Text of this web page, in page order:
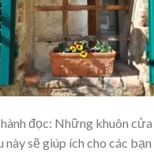
đọc: Những khuôn cửa
này sẽ giúp ích cho các